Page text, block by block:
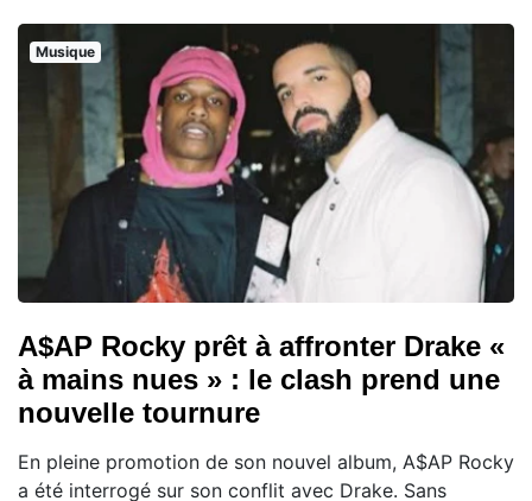
Musique
A$AP Rocky prêt à affronter Drake «
à mains nues » : le clash prend une
nouvelle tournure
En pleine promotion de son nouvel album, A$AP Rocky
a été interrogé sur son conflit avec Drake. Sans